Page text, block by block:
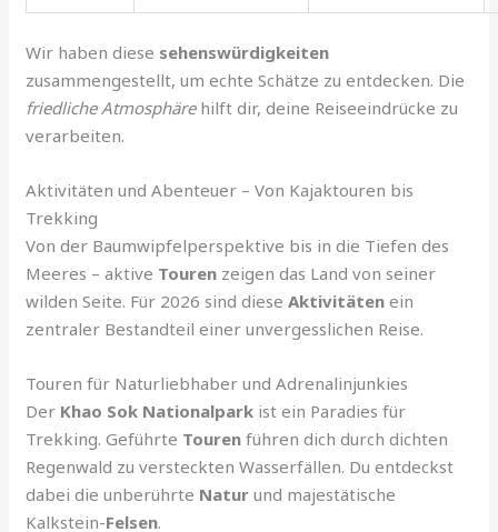
Wir haben diese sehenswürdigkeiten
zusammengestellt, um echte Schätze zu entdecken. Die
friedliche Atmosphärehilft dir, deine Reiseeindrücke zu
verarbeiten.
Aktivitäten und Abenteuer – Von Kajaktouren bis
Trekking
Von der Baumwipfelperspektive bis in die Tiefen des
Meeres – aktive Touren zeigen das Land von seiner
wilden Seite. Für 2026 sind dieseAktivitäten ein
zentraler Bestandteil einer unvergesslichen Reise.
Touren für Naturliebhaber und Adrenalinjunkies
Der Khao Sok Nationalpark ist ein Paradies für
Trekking. Geführte Touren führen dich durch dichten
Regenwald zu versteckten Wasserfällen. Du entdeckst
dabei die unberührte Natur und majestätische
Kalkstein-Felsen.